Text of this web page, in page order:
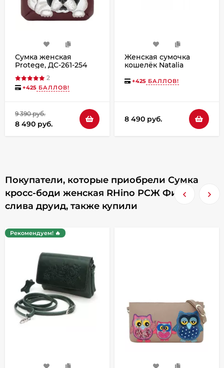
Сумка женская
Protege, ДС-261-254
2
+425 БАЛЛОВ!
9 390 руб.
8 490 руб.
Женская сумочка
кошелёк Natalia
«Колибри»
+425 БАЛЛОВ!
8 490 руб.
Покупатели, которые приобрели Сумка
кросс-боди женская RHino РСЖ Фиона
слива друид, также купили
Рекомендуем! 🔥